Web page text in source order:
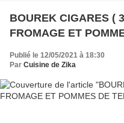
BOUREK CIGARES (
FROMAGE ET
Publié le 12/05/2021 à 18:30
Par Cuisine de Zika